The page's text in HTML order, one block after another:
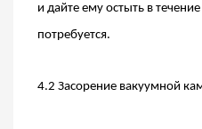
и дайте ему остыть в
потребуется.
4.2 Засорение вакуумной